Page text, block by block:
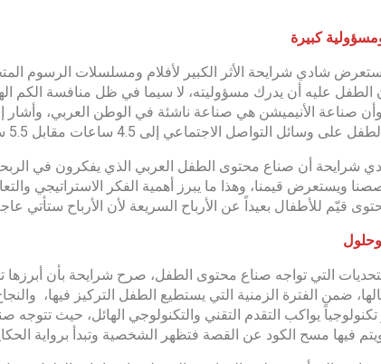
كبيرة
شادي شرايحة الأثر الكبير لأفلام ومسلسلات
عليه أن يدرك مسؤوليته، لا سيما في ظل منافسة الكم
وسائل التواصل الاجتماعي إلى 4.5 ساعات مقابل 5.5 ساعات ونصف يومياً في عام 2023.
شرايحة أن صناع محتوى الطفل العربي الذي يفكرون في
ويستعرض قيمنا، وهذا ما يبرز أهمية الفكر الاستراتيجي
قيّم للأطفال بعيداً عن الأرباح السريعة لأن الأرباح ستأتي
التي تواجه صناع محتوى الطفل، صرح شرايحة بأن أبرزها
ضمن الفترة الزمنية التي يستطيع الطفل التركيز فيها،
يواكب التقدم التقني والتكنولوجي الهائل، حيث
فيها مسح الكود عن القصة فتظهر الشخصية وتبدأ برواية